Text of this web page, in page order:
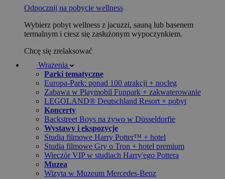
Odpocznij na pobycie wellness
Wybierz pobyt wellness z jacuzzi, sauną lub basenem
termalnym i ciesz się zasłużonym wypoczynkiem.
Chcę się zrelaksować
Wrażenia
Parki tematyczne
Europa-Park: ponad 100 atrakcji + nocleg
Zabawa w Playmobil Funpark + zakwaterowanie
LEGOLAND® Deutschland Resort + pobyt
Koncerty
Backstreet Boys na żywo w Düsseldorfie
Wystawy i ekspozycje
Studia filmowe Harry Potter™ + hotel
Studia filmowe Gry o Tron + hotel premium
Wieczór VIP w studiach Harry'ego Pottera
Muzea
Wizyta w Muzeum Mercedes-Benz